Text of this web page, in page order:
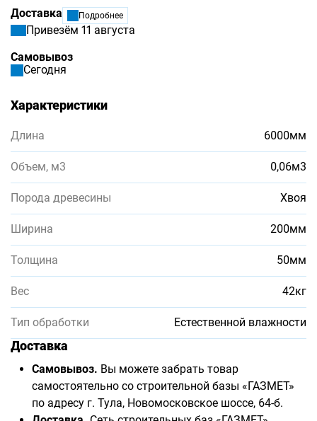
Доставка
Подробнее
Привезём 11 августа
Самовывоз
Сегодня
Характеристики
Длина 6000мм
Объем, м3 0,06м3
Порода древесины Хвоя
Ширина 200мм
Толщина 50мм
Вес 42кг
Тип обработки Естественной влажности
Доставка
Самовывоз. Вы можете забрать товар
самостоятельно со строительной базы «ГАЗМЕТ»
по адресу г. Тула, Новомосковское шоссе, 64-б.